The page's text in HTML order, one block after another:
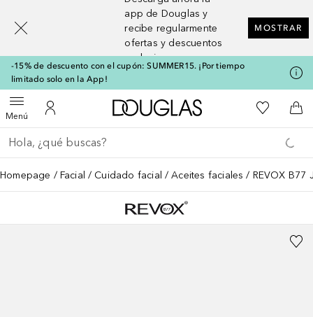
app de Douglas y
recibe regularmente
ofertas y descuentos
exclusivos
MOSTRAR
-15% de descuento con el cupón: SUMMER15. ¡Por tiempo
limitado solo en la App!
MenúAbrir menúMi cuenta
A Douglas HomeMi lista de
A
Regresar
Ejecutar búsqueda
Homepage Facial Cuidado facial Aceites faciales REVOX B77
[navigation.slideout.screenreader]